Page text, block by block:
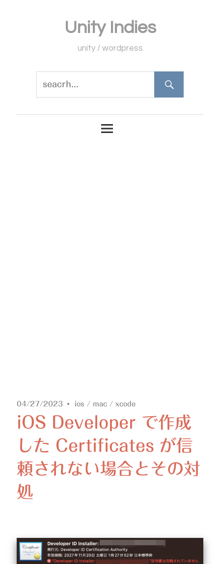
Unity Indies
unity / wordpress
04/27/2023 ios / mac /xcode
iOS Developer で作成
した Certificates が信
頼されない場合とその対
処